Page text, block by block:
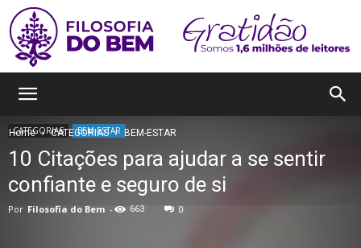
do
Home CATEGORIAS BEM-ESTAR
CATEGORIAS BEM-ESTAR
10 Citações para ajudar a se sentir
confiante e seguro de si
Por Filosofia do Bem - 663 0